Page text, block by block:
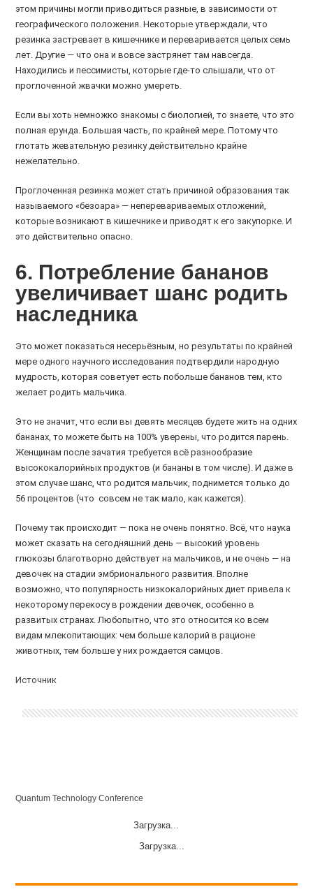
этом причины могли приводиться разные, в зависимости от
географического положения. Некоторые утверждали, что
резинка застревает в кишечнике и переваривается целых семь
лет. Другие — что она и вовсе застрянет там навсегда.
Находились и пессимисты, которые где-то слышали, что от
проглоченной жвачки можно умереть.
Если вы хоть немножко знакомы с биологией, то знаете, что это
полная ерунда. Большая часть, по крайней мере. Потому что
глотать жевательную резинку действительно крайне
нежелательно.
Проглоченная резинка может стать причиной образования так
называемого «безоара» — неперевариваемых отложений,
которые возникают в кишечнике и приводят к его закупорке. И
это действительно опасно.
6. Потребление бананов
увеличивает шанс родить
наследника
Это может показаться несерьёзным, но результаты по крайней
мере одного научного исследования подтвердили народную
мудрость, которая советует есть побольше бананов тем, кто
желает родить мальчика.
Это не значит, что если вы девять месяцев будете жить на одних
бананах, то можете быть на 100% уверены, что родится парень.
Женщинам после зачатия требуется всё разнообразие
высококалорийных продуктов (и бананы в том числе). И даже в
этом случае шанс, что родится мальчик, поднимется только до
56 процентов (что совсем не так мало, как кажется).
Почему так происходит — пока не очень понятно. Всё, что наука
может сказать на сегодняшний день — высокий уровень
глюкозы благотворно действует на мальчиков, и не очень — на
девочек на стадии эмбрионального развития. Вполне
возможно, что популярность низкокалорийных диет привела к
некоторому перекосу в рождении девочек, особенно в
развитых странах. Любопытно, что это относится ко всем
видам млекопитающих: чем больше калорий в рационе
животных, тем больше у них рождается самцов.
Источник
Quantum Technology Conference
Загрузка...
Загрузка...